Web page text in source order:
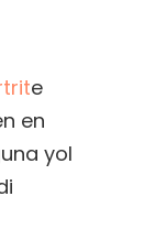
e
en
yol